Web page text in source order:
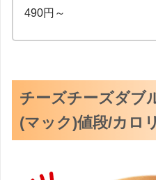
490円～
チーズチーズダブ
(マック)値段/カロ